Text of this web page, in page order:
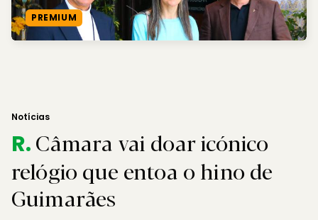
PREMIUM
Notícias
R.Câmara vai doar icónico
relógio que entoa o hino de
Guimarães